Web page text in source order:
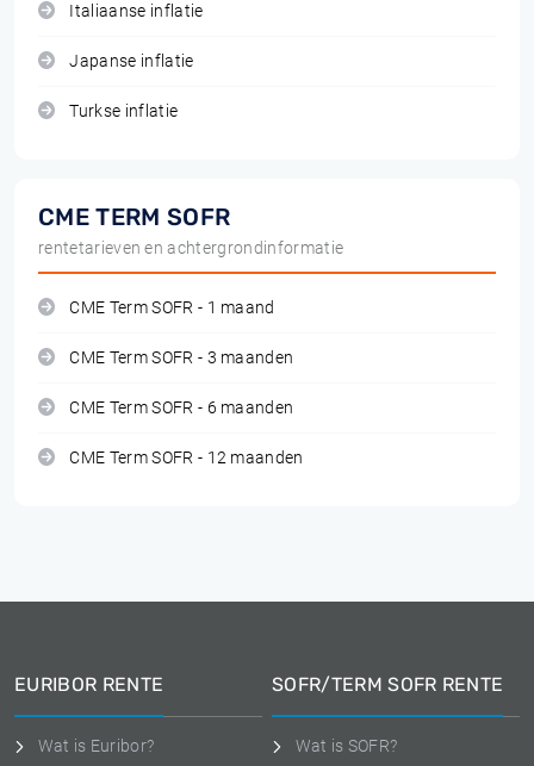
Italiaanse inflatie
Japanse inflatie
Turkse inflatie
CME TERM SOFR
rentetarieven en achtergrondinformatie
CME Term SOFR - 1 maand
CME Term SOFR - 3 maanden
CME Term SOFR - 6 maanden
CME Term SOFR - 12 maanden
EURIBOR RENTE
Wat is Euribor?
SOFR/TERM SOFR RENTE
Wat is SOFR?